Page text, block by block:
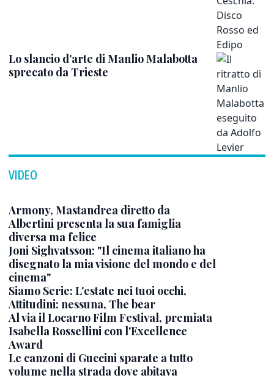
Lo slancio d’arte di Manlio Malabotta
sprecato da Trieste
VIDEO
Armony, Mastandrea diretto da
Albertini presenta la sua famiglia
diversa ma felice
Joni Sighvatsson: "Il cinema italiano ha
disegnato la mia visione del mondo e del
cinema"
Siamo Serie: L'estate nei tuoi occhi,
Attitudini: nessuna, The bear
Al via il Locarno Film Festival, premiata
Isabella Rossellini con l'Excellence
Award
Le canzoni di Guccini sparate a tutto
volume nella strada dove abitava